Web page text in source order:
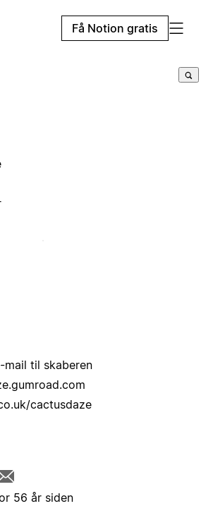
Få Notion gratis
mail til skaberen
cactusdaze
56 år siden